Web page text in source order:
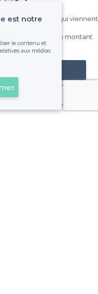
de visiteurs qui viennent
vous payez un montant
la facture.
est notre
le contenu et
aux médias